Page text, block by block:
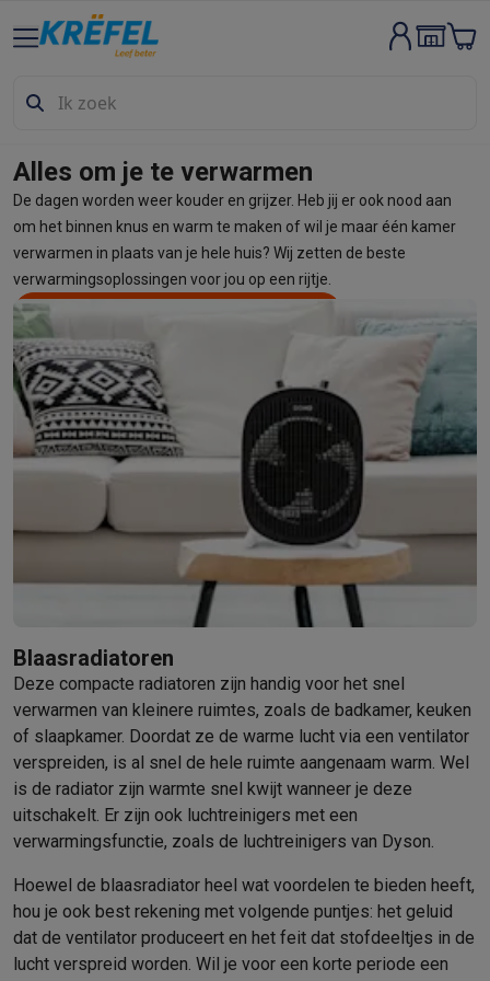
Groot elektro & inbouw
VaatwassersVaatwassers
Inbouwtoestellen
Ovens & microgolfovensOvensMicrogolfovens
KookplatenKookplatenInductiekookplatenKeramische
Fornuizen Gemengde fornuizen
Kleine inbouwtoestellenWarmhoudladesEspresso- &
Kleine keukenapparaten
KoffieKoffiemachines
OntbijtWaterkokersBroodroosters Broodbakmachines
Frituren & grillenAirfryers Friteuses Grills TeppanYaki
Croque
Robots & mixersKeukenmachinesKeukenrobots Mixers
Koken & stomenMulticookersRijst- en stoomkokers
Gourmet toestellen FondueRaclette
Elektrische barbecuesHoutskoolbarbecues
Koude drankenJuicersBruiswatermachinesWaterfilterkannen
Kookpotten
Ijsmachines Pannenkoekenmakers
BinnentuinKruiden Compost machines
Huishouden & airco
StofzuigenStofzuigersRobotstofzuigersSteelstofzuigers
RobotsRobotstofzuigersDweilrobotsRobotmaaiers
SchoonmakenVloerreinigersStoomreinigersTapijtreinigers
StrijkenStoomgeneratorsStrijkijzersKledingstomersActieve
NaaienNaaimachinesAccessoires
VerkoelenMobiele airco’sAircoolersVentilators
LuchtbehandelingLuchtreinigersLuchtbevochtigers
Wassen & drogen WasmachinesDroogkasten Wasmachine en
Huisdieren Automatische voerbakAutomatische kattenbak
Beauty & gezondheid
Alles om je te verwarmen
De dagen worden weer kouder en grijzer. Heb jij er ook nood aan
om het binnen knus en warm te maken of wil je maar één kamer
verwarmen in plaats van je hele huis? Wij zetten de beste
verwarmingsoplossingen voor jou op een rijtje.
Bekijk alle elektrische verwarmingen
Deel
Blaasradiatoren
Deze compacte radiatoren zijn handig voor het snel
verwarmen van kleinere ruimtes, zoals de badkamer, keuken
of slaapkamer. Doordat ze de warme lucht via een ventilator
verspreiden, is al snel de hele ruimte aangenaam warm. Wel
is de radiator zijn warmte snel kwijt wanneer je deze
uitschakelt. Er zijn ook luchtreinigers met een
verwarmingsfunctie, zoals de luchtreinigers van Dyson.
Hoewel de blaasradiator heel wat voordelen te bieden heeft,
hou je ook best rekening met volgende puntjes: het geluid
dat de ventilator produceert en het feit dat stofdeeltjes in de
lucht verspreid worden. Wil je voor een korte periode een